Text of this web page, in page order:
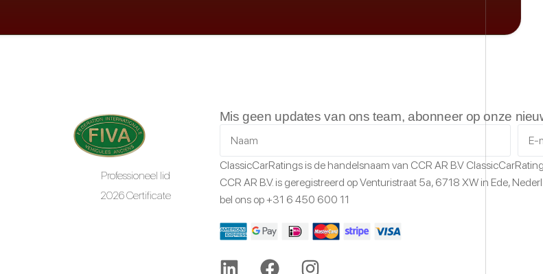
Professioneel lid
2026 Certificate
Mis geen updates van ons team, abonneer op onze
ClassicCarRatings is de handelsnaam van CCR AR B.V
CCR AR B.V. is geregistreerd op Venturistraat 5a, 6718 XWin Ede,
bel ons op+31 6 450 600 11